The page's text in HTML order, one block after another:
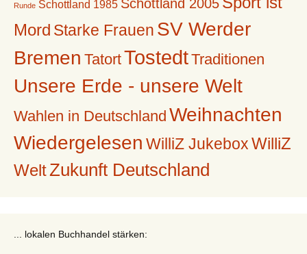
Runde Schottland 1985 Schottland 2005
Mord Starke Frauen SV Werder
Bremen TatortTostedtTraditionen
Unsere Erde - unsere Welt
Wahlen in Deutschland Weihnachten
Wiedergelesen WilliZ Jukebox WilliZ
WeltZukunft Deutschland
... lokalen Buchhandel stärken: